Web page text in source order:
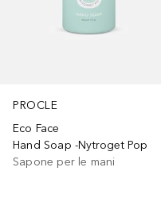
PROCLE
Eco Face
Hand Soap -Nytroget Pop
Sapone per le mani